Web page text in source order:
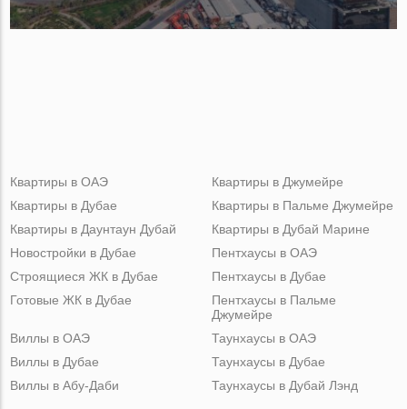
Квартиры в ОАЭ
Квартиры в Дубае
Квартиры в Даунтаун Дубай
Квартиры в Джумейре
Квартиры в Пальме Джумейре
Квартиры в Дубай Марине
Новостройки в Дубае
Строящиеся ЖК в Дубае
Готовые ЖК в Дубае
Пентхаусы в ОАЭ
Пентхаусы в Дубае
Пентхаусы в Пальме
Джумейре
Виллы в ОАЭ
Виллы в Дубае
Виллы в Абу-Даби
Таунхаусы в ОАЭ
Таунхаусы в Дубае
Таунхаусы в Дубай Лэнд